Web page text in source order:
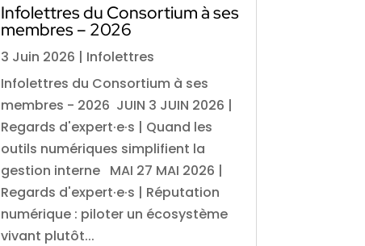
Infolettres du Consortium à ses
membres – 2026
3 Juin 2026 | Infolettres
Infolettres du Consortium à ses
membres - 2026 JUIN 3 JUIN 2026 |
Regards d'expert·e·s | Quand les
outils numériques simplifient la
gestion interne MAI 27 MAI 2026 |
Regards d'expert·e·s | Réputation
numérique : piloter un écosystème
vivant plutôt...